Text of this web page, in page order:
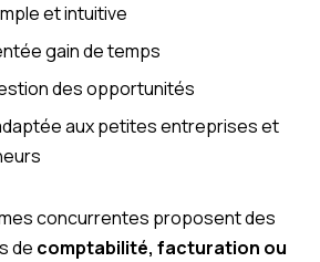
et intuitive
gain de temps
des opportunités
aux petites entreprises et
concurrentes proposent des
de comptabilité, facturation ou